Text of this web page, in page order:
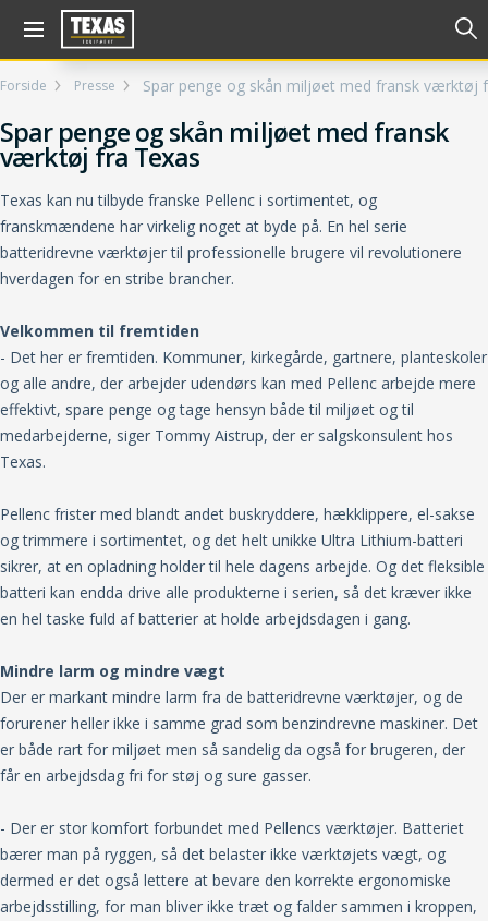
Forside Presse Spar penge og skån miljøet med fransk værktøj
Spar penge og skån miljøet med fransk
værktøj fra Texas
Texas kan nu tilbyde franske Pellenc i sortimentet, og
franskmændene har virkelig noget at byde på. En hel serie
batteridrevne værktøjer til professionelle brugere vil revolutionere
hverdagen for en stribe brancher.
Velkommen til fremtiden
- Det her er fremtiden. Kommuner, kirkegårde, gartnere, planteskoler
og alle andre, der arbejder udendørs kan med Pellenc arbejde mere
effektivt, spare penge og tage hensyn både til miljøet og til
medarbejderne, siger Tommy Aistrup, der er salgskonsulent hos
Texas.
Pellenc frister med blandt andet buskryddere, hækklippere, el-sakse
og trimmere i sortimentet, og det helt unikke Ultra Lithium-batteri
sikrer, at en opladning holder til hele dagens arbejde. Og det fleksible
batteri kan endda drive alle produkterne i serien, så det kræver ikke
en hel taske fuld af batterier at holde arbejdsdagen i gang.
Mindre larm og mindre vægt
Der er markant mindre larm fra de batteridrevne værktøjer, og de
forurener heller ikke i samme grad som benzindrevne maskiner. Det
er både rart for miljøet men så sandelig da også for brugeren, der
får en arbejdsdag fri for støj og sure gasser.
- Der er stor komfort forbundet med Pellencs værktøjer. Batteriet
bærer man på ryggen, så det belaster ikke værktøjets vægt, og
dermed er det også lettere at bevare den korrekte ergonomiske
arbejdsstilling, for man bliver ikke træt og falder sammen i kroppen,